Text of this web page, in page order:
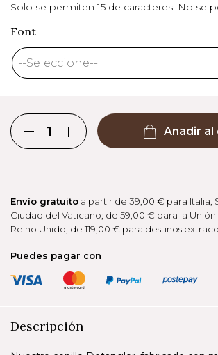
Solo se permiten 15 de caracteres. No se
Font
Añadir
Envío gratuito a partir de 39,00 € para Italia,
Ciudad del Vaticano; de 59,00 € para la Unión
Reino Unido; de 119,00 € para destinos
Puedes pagar con
Descripción